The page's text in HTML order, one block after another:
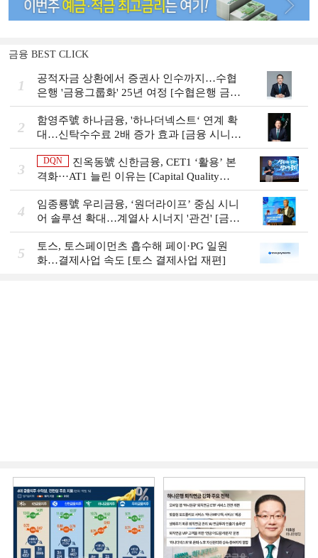
금융 BEST CLICK
1
공적자금 상환에서 증권사 인수까지…수협
은행 '금융그룹화' 25년 여정 [수협은행 금융
그룹의 꿈①]
2
함영주號 하나금융, '하나더넥스트‘ 연계 확
대…신탁수수료 2배 증가 효과 [금융 시니어
비즈니스 돋보기]
3
DQN
진옥동號 신한금융, CET1 ‘활용’ 본
격화···AT1 늘린 이유는 [Capital Quality
Review]
4
임종룡號 우리금융, ‘원더라이프’ 중심 시니
어 솔루션 확대…계열사 시너지 '관건' [금융
시니어 비즈니스 돋보기]
5
토스, 토스페이먼츠 흡수해 페이·PG 일원
화…결제사업 속도 [토스 결제사업 재편]